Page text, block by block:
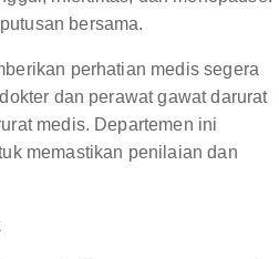
bersama.
perhatian medis segera
dan perawat gawat darurat
medis. Departemen ini
memastikan penilaian dan